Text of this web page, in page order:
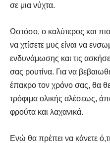
σε μια νύχτα.
Ωστόσο, ο καλύτερος και
να χτίσετε μυς είναι να
ενδυνάμωσης και τις
σας ρουτίνα. Για να
έπακρο τον χρόνο σας, θα
τρόφιμα ολικής αλέσεως,
φρούτα και λαχανικά.
Ενώ θα πρέπει να κάνετε